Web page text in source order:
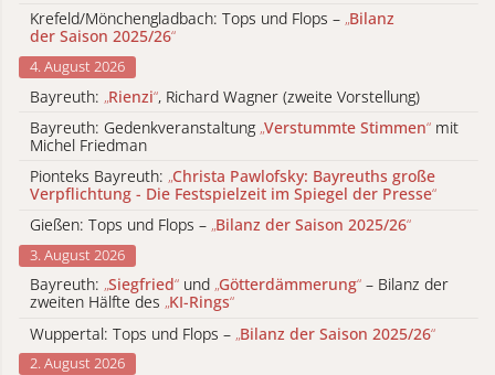
Krefeld/Mönchengladbach: Tops und Flops – „Bilanz
der Saison 2025/26“
4. August 2026
Bayreuth: „Rienzi“, Richard Wagner (zweite Vorstellung)
Bayreuth: Gedenkveranstaltung „Verstummte Stimmen“ mit
Michel Friedman
Pionteks Bayreuth: „Christa Pawlofsky: Bayreuths große
Verpflichtung - Die Festspielzeit im Spiegel der Presse“
Gießen: Tops und Flops – „Bilanz der Saison 2025/26“
3. August 2026
Bayreuth: „Siegfried“ und „Götterdämmerung“ – Bilanz der
zweiten Hälfte des „KI-Rings“
Wuppertal: Tops und Flops – „Bilanz der Saison 2025/26“
2. August 2026